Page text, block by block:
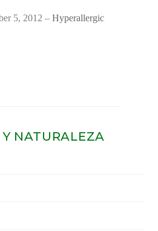
5, 2012 –Hyperallergic
NATURALEZA